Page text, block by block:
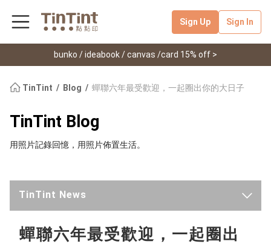
Sign Up Sign In
bunko / ideabook / canvas /card 15% off >
TinTint Blog 蟬聯六年最受歡迎，一起圈出你的大日子
TinTint Blog
用照片記錄回憶，用照片佈置生活。
TinTint News
Latest
蟬聯六年最受歡迎，一起圈出